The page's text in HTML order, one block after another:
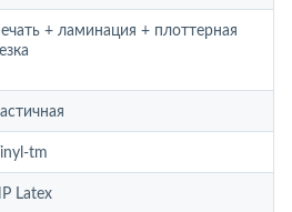
+ ламинация + плоттерная
tm
Latex